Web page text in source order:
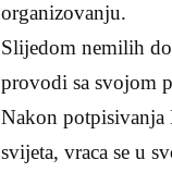
organizovanju.
Slijedom nemilih
provodi sa svojom
Nakon potpisivanja
svijeta, vraca se u